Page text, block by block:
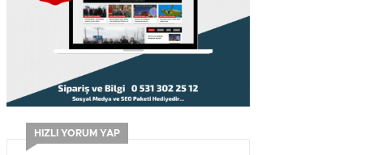
HIZLI YORUM YAP